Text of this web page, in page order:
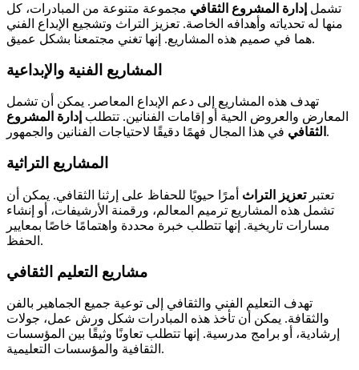
تشمل إدارة المشروع الثقافي مجموعة متنوعة من المبادرات، كل
منها له تحدياته وأهدافه الخاصة. تعزيز التراث وتشجيع الإبداع الفني
هما في صميم هذه المشاريع. إنها تغني مجتمعنا بشكل عميق.
المشاريع الفنية والإبداعية
تهدف هذه المشاريع إلى دعم الإبداع المعاصر. يمكن أن تشمل
المعارض والعروض الحية أو إقامات الفنانين. تتطلب إدارة المشروع
الثقافي في هذا المجال فهمًا دقيقًا لاحتياجات الفنانين والجمهور.
المشاريع التراثية
تعتبرتعزيز التراث أمرًا حيويًا للحفاظ على إرثنا الثقافي. يمكن أن
تشمل هذه المشاريع ترميم المعالم، ورقمنة الأرشيفات، أو إنشاء
مسارات تاريخية. إنها تتطلب خبرة محددة واهتمامًا خاصًا بمعايير
الحفظ.
مشاريع التعليم الثقافي
تهدف التعليم الفني والثقافي إلى توعية جميع الجماهير بالفن
والثقافة. يمكن أن تأخذ هذه المبادرات شكل ورش عمل، جولات
إرشادية، أو برامج مدرسية. إنها تتطلب تعاونًا وثيقًا بين المؤسسات
الثقافية والمؤسسات التعليمية.